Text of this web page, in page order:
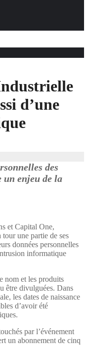
d’une
des
un enjeu de la
et Capital One,
une partie de ses
données personnelles
informatique
nom et les produits
être divulguées. Dans
les dates de naissance
d’avoir été
par l’événement
un abonnement de cinq